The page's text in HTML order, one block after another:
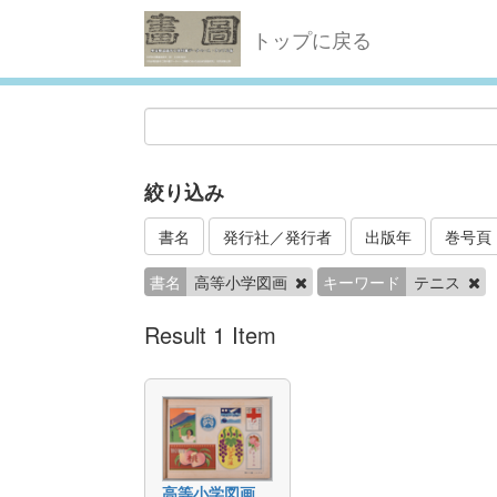
トップに戻る
絞り込み
書名 発行社／発行者 出版年 巻号頁
書名 高等小学図画 キーワード テニス
Result 1 Item
高等小学図画